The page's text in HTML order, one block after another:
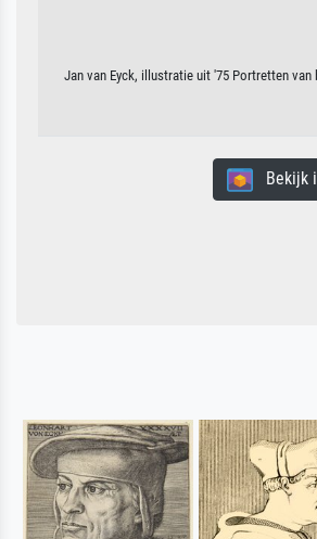
Jan van Eyck, illustratie uit '75 Portretten van
Bekijk